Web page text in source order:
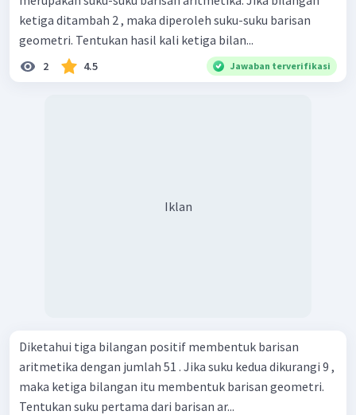
ketiga ditambah 2 , maka diperoleh suku-suku barisan
geometri. Tentukan hasil kali ketiga bilan...
2 4.5 Jawaban terverifikasi
Iklan
Diketahui tiga bilangan positif membentuk barisan
aritmetika dengan jumlah 51 . Jika suku kedua dikurangi 9 ,
maka ketiga bilangan itu membentuk barisan geometri.
Tentukan suku pertama dari barisan ar...